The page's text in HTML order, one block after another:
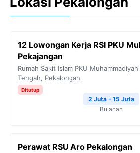
12 Lowongan Kerja RSI PKU
Pekajangan
Rumah Sakit Islam PKU
Tengah, Pekalongan
Ditutup
2 Juta - 15 Juta
Bulanan
Perawat RSU Aro Pekalongan